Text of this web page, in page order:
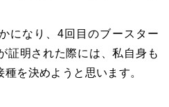
になり、4回目のブースター
証明された際には、私自身も
を決めようと思います。